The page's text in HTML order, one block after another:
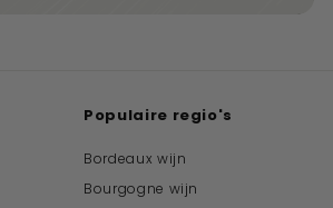
Populaire regio's
Bordeaux wijn
Bourgogne wijn